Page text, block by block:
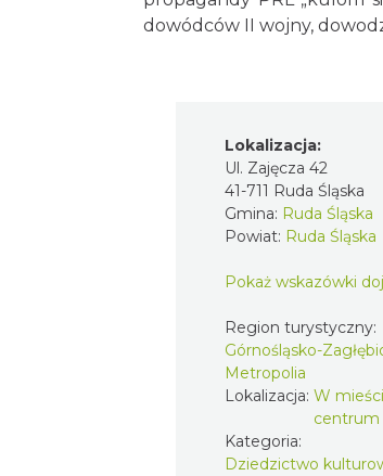
dowódców II wojny,
Lokalizacja:
Ul. Zajęcza 42
41-711 Ruda Śląska
Gmina: Ruda Śląska
Powiat: Ruda Śląska
Pokaż wskazówki
Region turystyczny:
Górnośląsko-
Metropolia
Lokalizacja: W
centrum
Kategoria:
Dziedzictwo